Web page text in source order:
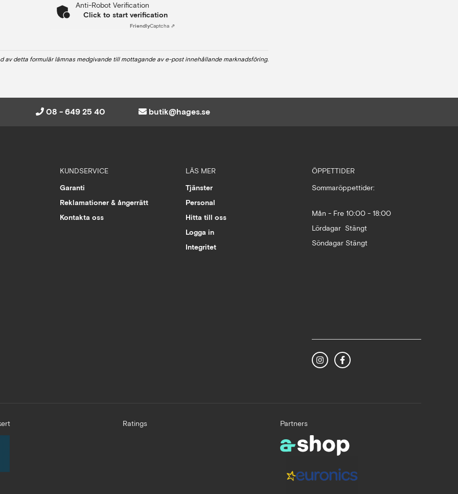
Anti-Robot Verification
Click to start verification
FriendlyCaptcha ⇗
av detta formulär lämnas medgivande till mottagande av e-post innehållande marknadsföring.
08 - 649 25 40 butik@hages.se
KUNDSERVICE
Garanti
Reklamationer & ångerrätt
Kontakta oss
LÄS MER
Tjänster
Personal
Hitta till oss
Logga in
Integritet
ÖPPETTIDER
Sommaröppettider:
Mån - Fre 10:00 - 18:00
Lördagar Stängt
Söndagar Stängt
Ratings Partners